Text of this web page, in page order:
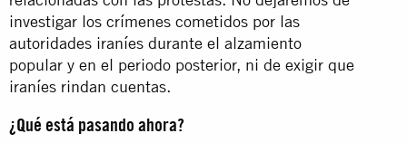
investigar los crímenes cometidos por las
autoridades iraníes durante el alzamiento
popular y en el periodo posterior, ni de exigir que
iraníes rindan cuentas.
¿Qué está pasando ahora?